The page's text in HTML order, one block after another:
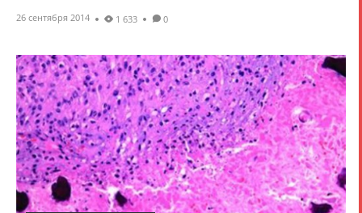
26 сентября 2014 1 633 0